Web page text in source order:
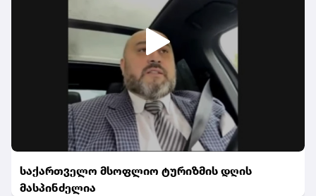
საქართველო მსოფლიო ტურიზმის დღის
მასპინძელია